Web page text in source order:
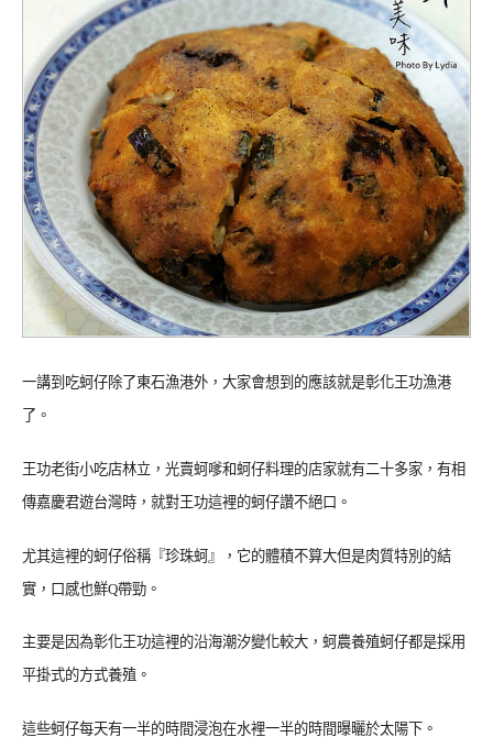
一講到吃蚵仔除了東石漁港外，大家會想到的應該就是彰化王功漁港
了。
王功老街小吃店林立，光賣蚵嗲和蚵仔料理的店家就有二十多家，有相
傳嘉慶君遊台灣時，就對王功這裡的蚵仔讚不絕口。
尤其這裡的蚵仔俗稱『珍珠蚵』，它的體積不算大但是肉質特別的結
實，口感也鮮Q帶勁。
主要是因為彰化王功這裡的沿海潮汐變化較大，蚵農養殖蚵仔都是採用
平掛式的方式養殖。
這些蚵仔每天有一半的時間浸泡在水裡一半的時間曝曬於太陽下。